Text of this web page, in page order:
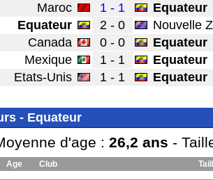
Maroc 1 - 1 Equateur
Equateur 2 - 0 Nouvelle
Canada 0 - 0 Equateur
Mexique 1 - 1 Equateur
Etats-Unis 1 - 1 Equateur
- Equateur
d'age : 26,2 ans -
Age Club